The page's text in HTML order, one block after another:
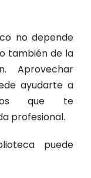
no depende
también de la
Aprovechar
ayudarte a
que te
profesional.
puede